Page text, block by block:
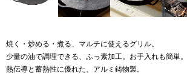
焼く・炒める・煮る、マルチに使えるグリル。
少量の油で調理できる、ふっ素加工。お手入れも簡単。
熱伝導と蓄熱性に優れた、アルミ鋳物製。